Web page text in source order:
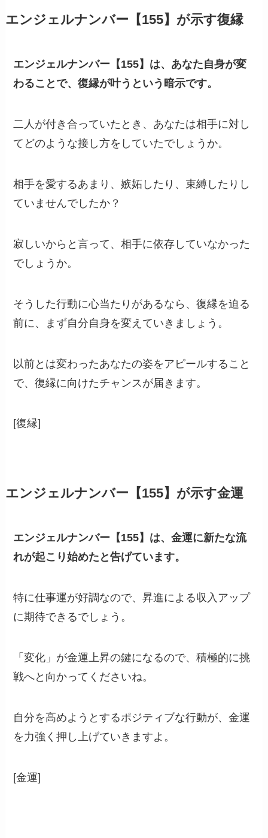
エンジェルナンバー【155】が示す復縁
エンジェルナンバー【155】は、あなた自身が変
わることで、復縁が叶うという暗示です。
二人が付き合っていたとき、あなたは相手に対し
てどのような接し方をしていたでしょうか。
相手を愛するあまり、嫉妬したり、束縛したりし
ていませんでしたか？
寂しいからと言って、相手に依存していなかった
でしょうか。
そうした行動に心当たりがあるなら、復縁を迫る
前に、まず自分自身を変えていきましょう。
以前とは変わったあなたの姿をアピールすること
で、復縁に向けたチャンスが届きます。
[復縁]
エンジェルナンバー【155】が示す金運
エンジェルナンバー【155】は、金運に新たな流
れが起こり始めたと告げています。
特に仕事運が好調なので、昇進による収入アップ
に期待できるでしょう。
「変化」が金運上昇の鍵になるので、積極的に挑
戦へと向かってくださいね。
自分を高めようとするポジティブな行動が、金運
を力強く押し上げていきますよ。
[金運]